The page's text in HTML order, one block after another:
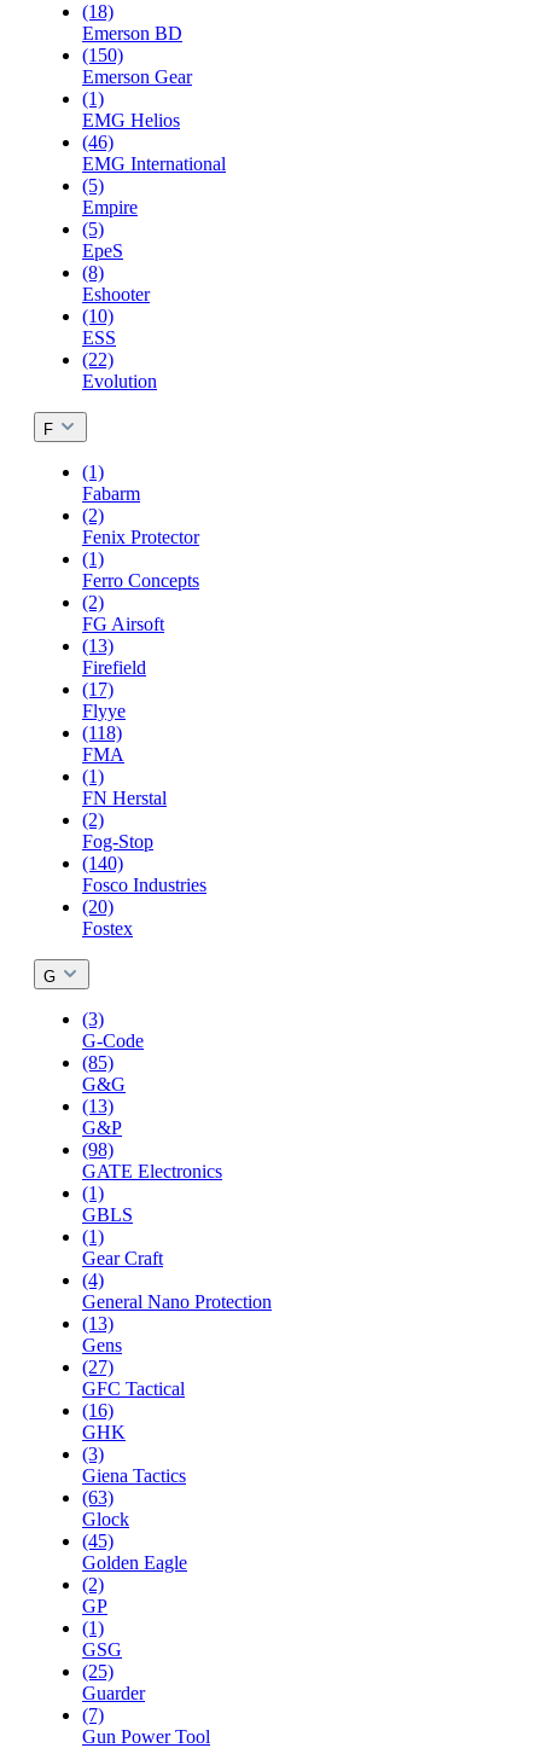
(18)
Emerson BD
(150)
Emerson Gear
(1)
EMG Helios
(46)
EMG International
(5)
Empire
(5)
EpeS
(8)
Eshooter
(10)
ESS
(22)
Evolution
F
(1)
Fabarm
(2)
Fenix Protector
(1)
Ferro Concepts
(2)
FG Airsoft
(13)
Firefield
(17)
Flyye
(118)
FMA
(1)
FN Herstal
(2)
Fog-Stop
(140)
Fosco Industries
(20)
Fostex
G
(3)
G-Code
(85)
G&G
(13)
G&P
(98)
GATE Electronics
(1)
GBLS
(1)
Gear Craft
(4)
General Nano Protection
(13)
Gens
(27)
GFC Tactical
(16)
GHK
(3)
Giena Tactics
(63)
Glock
(45)
Golden Eagle
(2)
GP
(1)
GSG
(25)
Guarder
(7)
Gun Power Tool